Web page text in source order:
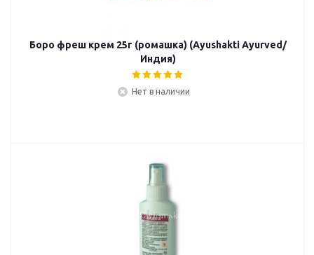
Боро фреш крем 25г (ромашка) (Ayushakti Ayurved/
Индия)
Нет в наличии